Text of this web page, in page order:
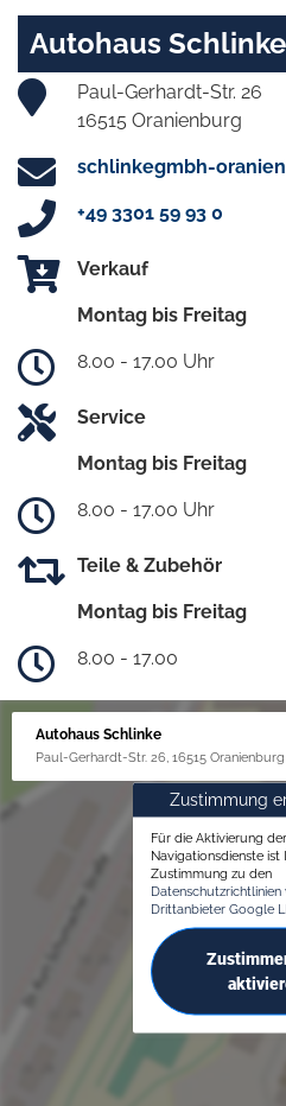
Autohaus Schlinke
Paul-Gerhardt-Str. 26
16515 Oranienburg
schlinkegmbh-
+49 3301 59 93 0
Verkauf
Montag bis Freitag
8.00 - 17.00 Uhr
Service
Montag bis Freitag
8.00 - 17.00 Uhr
Teile & Zubehör
Montag bis Freitag
8.00 - 17.00
Autohaus Schlinke
Paul-Gerhardt-Str. 26, 16515 Oranienburg
Zustimmung
Für die Aktivierung
Navigationsdienste ist
Zustimmung zu den
Datenschutzrichtlinien
Drittanbieter Google